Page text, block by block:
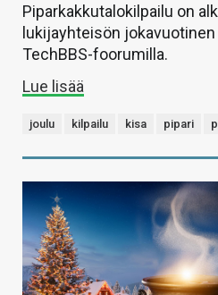
Piparkakkutalokilpailu on
lukijayhteisön
TechBBS-foorumilla.
Lue lisää
joulu kilpailu kisa pipari